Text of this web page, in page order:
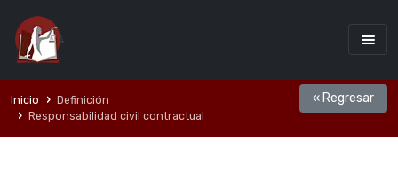
Inicio
Definición
Responsabilidad civil contractual
« Regresar